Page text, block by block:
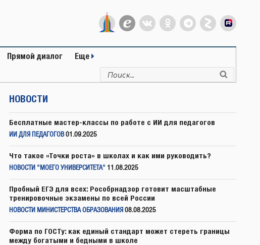
Прямой диалог Еще
Искать:
НОВОСТИ
Бесплатные мастер-классы по работе с ИИ для педагогов
ИИ ДЛЯ ПЕДАГОГОВ 01.09.2025
Что такое «Точки роста» в школах и как ими руководить?
НОВОСТИ "МОЕГО УНИВЕРСИТЕТА" 11.08.2025
Пробный ЕГЭ для всех: Рособрнадзор готовит масштабные
тренировочные экзамены по всей России
НОВОСТИ МИНИСТЕРСТВА ОБРАЗОВАНИЯ 08.08.2025
Форма по ГОСТу: как единый стандарт может стереть границы
между богатыми и бедными в школе